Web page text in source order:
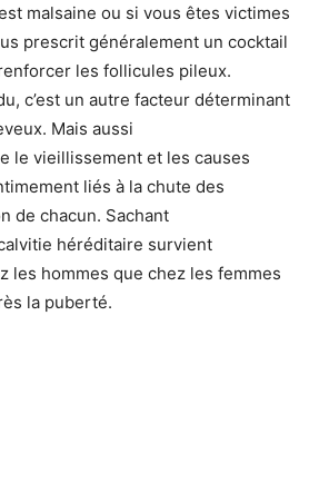
malsaine ou si vous êtes victimes
prescrit généralement un cocktail
les follicules pileux.
c’est un autre facteur déterminant
Mais aussi
le vieillissement et les causes
liés à la chute des
de chacun. Sachant
héréditaire survient
les hommes que chez les femmes
la puberté.